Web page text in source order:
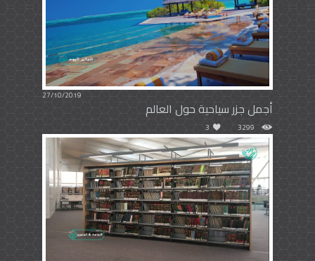
27/10/2019
أجمل جزر سياحية حول العالم
3299
3